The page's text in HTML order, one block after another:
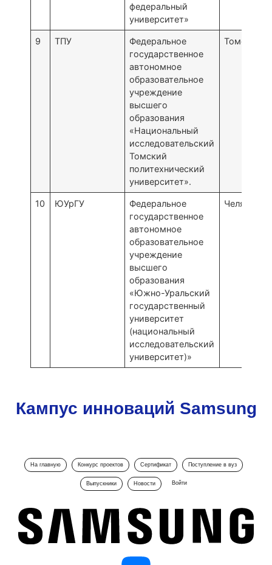
федеральный
университет»
9 ТПУ
Федеральное
государственное
автономное
образовательное
учреждение
высшего
образования
«Национальный
исследовательский
Томский
политехнический
университет».
Томск
10 ЮУрГУ
Федеральное
государственное
автономное
образовательное
учреждение
высшего
образования
«Южно-Уральский
государственный
университет
(национальный
исследовательский
университет)»
Челябинск
Кампус инноваций Samsung
На главную Конкурс проектов Сертификат Поступление в вуз
Выпускники Новости Войти